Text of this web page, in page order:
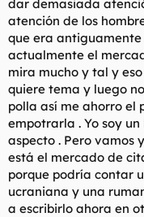
dar demasiada
atención de los
que era antiguamente
actualmente el
mira mucho y tal y
quiere tema y luego
polla así me ahorro el
empotrarla . Yo soy
aspecto . Pero vamos
está el mercado de
porque podría contar
ucraniana y una
a escribirlo ahora en